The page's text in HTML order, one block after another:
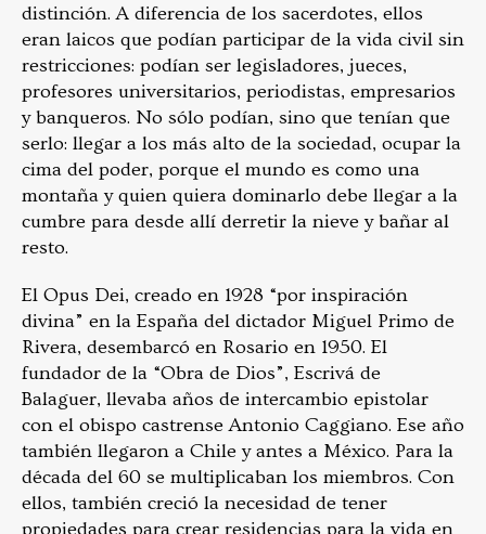
distinción. A diferencia de los sacerdotes, ellos
eran laicos que podían participar de la vida civil sin
restricciones: podían ser legisladores, jueces,
profesores universitarios, periodistas, empresarios
y banqueros. No sólo podían, sino que tenían que
serlo: llegar a los más alto de la sociedad, ocupar la
cima del poder, porque el mundo es como una
montaña y quien quiera dominarlo debe llegar a la
cumbre para desde allí derretir la nieve y bañar al
resto.
El Opus Dei, creado en 1928 “por inspiración
divina” en la España del dictador Miguel Primo de
Rivera, desembarcó en Rosario en 1950. El
fundador de la “Obra de Dios”, Escrivá de
Balaguer, llevaba años de intercambio epistolar
con el obispo castrense Antonio Caggiano. Ese año
también llegaron a Chile y antes a México. Para la
década del 60 se multiplicaban los miembros. Con
ellos, también creció la necesidad de tener
propiedades para crear residencias para la vida en